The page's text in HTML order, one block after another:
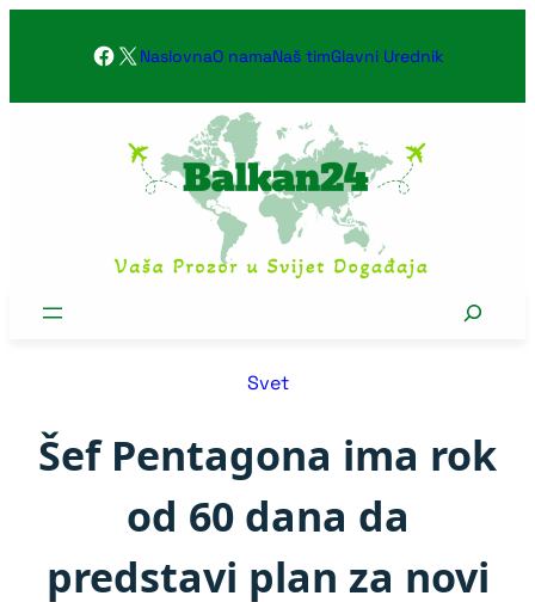
Facebook
X NaslovnaO namaNaš timGlavni Urednik
Search
Svet
Šef Pentagona ima rok
od 60 dana da
predstavi plan za novi